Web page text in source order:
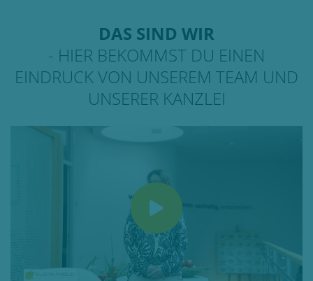
DAS SIND WIR
- HIER BEKOMMST DU EINEN
EINDRUCK VON UNSEREM TEAM UND
UNSERER KANZLEI